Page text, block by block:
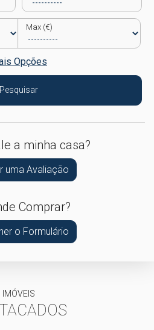
Max (€)
Opções
Pesquisar
a minha casa?
uma Avaliação
Comprar?
o Formulário
IMÓVEIS